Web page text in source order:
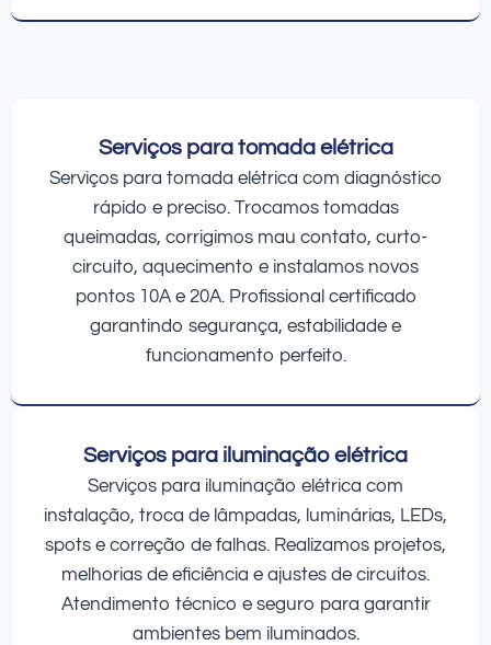
Serviços para tomada elétrica
Serviços para tomada elétrica com diagnóstico
rápido e preciso. Trocamos tomadas
queimadas, corrigimos mau contato, curto-
circuito, aquecimento e instalamos novos
pontos 10A e 20A. Profissional certificado
garantindo segurança, estabilidade e
funcionamento perfeito.
Serviços para iluminação elétrica
Serviços para iluminação elétrica com
instalação, troca de lâmpadas, luminárias, LEDs,
spots e correção de falhas. Realizamos projetos,
melhorias de eficiência e ajustes de circuitos.
Atendimento técnico e seguro para garantir
ambientes bem iluminados.